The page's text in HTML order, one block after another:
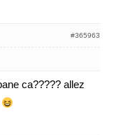
#365963
ca????? allez